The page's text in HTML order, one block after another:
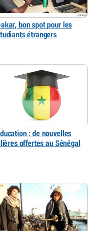
bon spot pour les
étrangers
: de nouvelles
offertes au Sénégal